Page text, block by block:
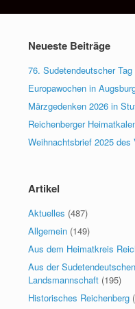
Neueste Beiträge
76. Sudetendeutscher
Europawochen in
Märzgedenken 2026 in
Reichenberger
Weihnachtsbrief 2025 des
Artikel
Aktuelles (487)
Allgemein (149)
Aus dem Heimatkreis
Aus der Sudetendeutschen
Landsmannschaft (195)
Historisches Reichenberg